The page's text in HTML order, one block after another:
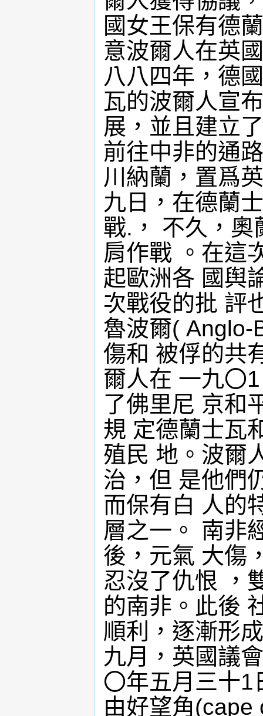
國女王保有德
意波爾人在英
八八四年，德
瓦的波爾人宣
展，並且建立
前往中非的通
川納蘭，置爲
九日，在德蘭
戰.， 不久，奧
肩作戰 。在這
起歐洲各 國舆
次戰役的批 評
魯波爾( Anglo-
傷和 被俘的共
爾人在 一九〇
了佛里尼 京和
規 定德蘭士瓦
殖民 地。波爾
治，但 是他們
而保有白 人的
層之一。 南非
後，元氣 大傷
忍沒了仇恨 ，
的南非。此後
順利，逐漸形
九月，英國議
〇年五月三十1
由好望角(cape